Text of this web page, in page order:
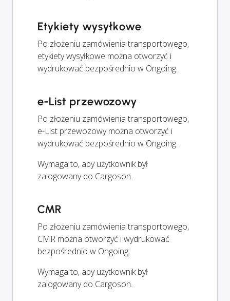
Etykiety wysyłkowe
Po złożeniu zamówienia transportowego,
etykiety wysyłkowe można otworzyć i
wydrukować bezpośrednio w Ongoing.
e-List przewozowy
Po złożeniu zamówienia transportowego,
e-List przewozowy można otworzyć i
wydrukować bezpośrednio w Ongoing.
Wymaga to, aby użytkownik był
zalogowany do Cargoson.
CMR
Po złożeniu zamówienia transportowego,
CMR można otworzyć i wydrukować
bezpośrednio w Ongoing.
Wymaga to, aby użytkownik był
zalogowany do Cargoson.